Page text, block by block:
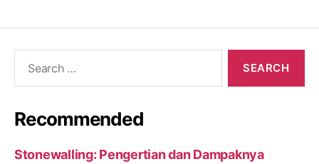
Recommended
Stonewalling: Pengertian dan Dampaknya